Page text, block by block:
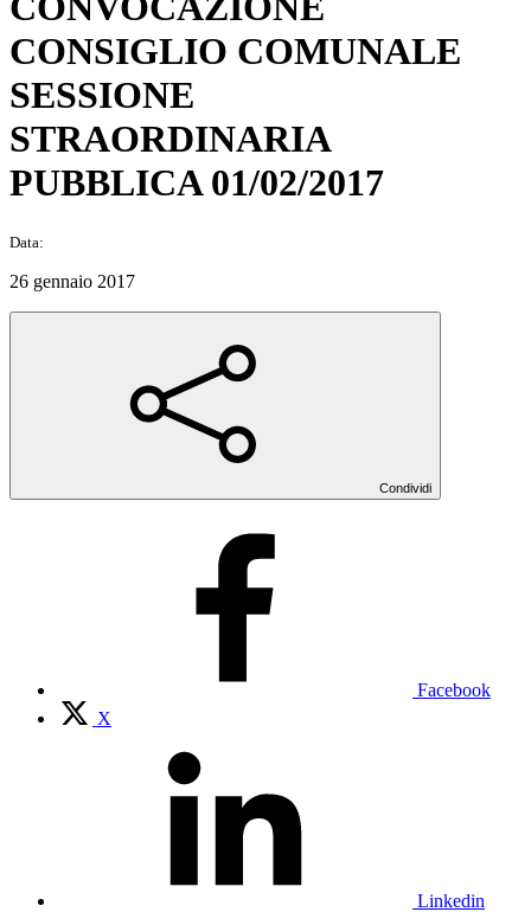
CONSIGLIO COMUNALE
SESSIONE
STRAORDINARIA
PUBBLICA 01/02/2017
Data:
26 gennaio 2017
Condividi
Facebook
X
Linkedin